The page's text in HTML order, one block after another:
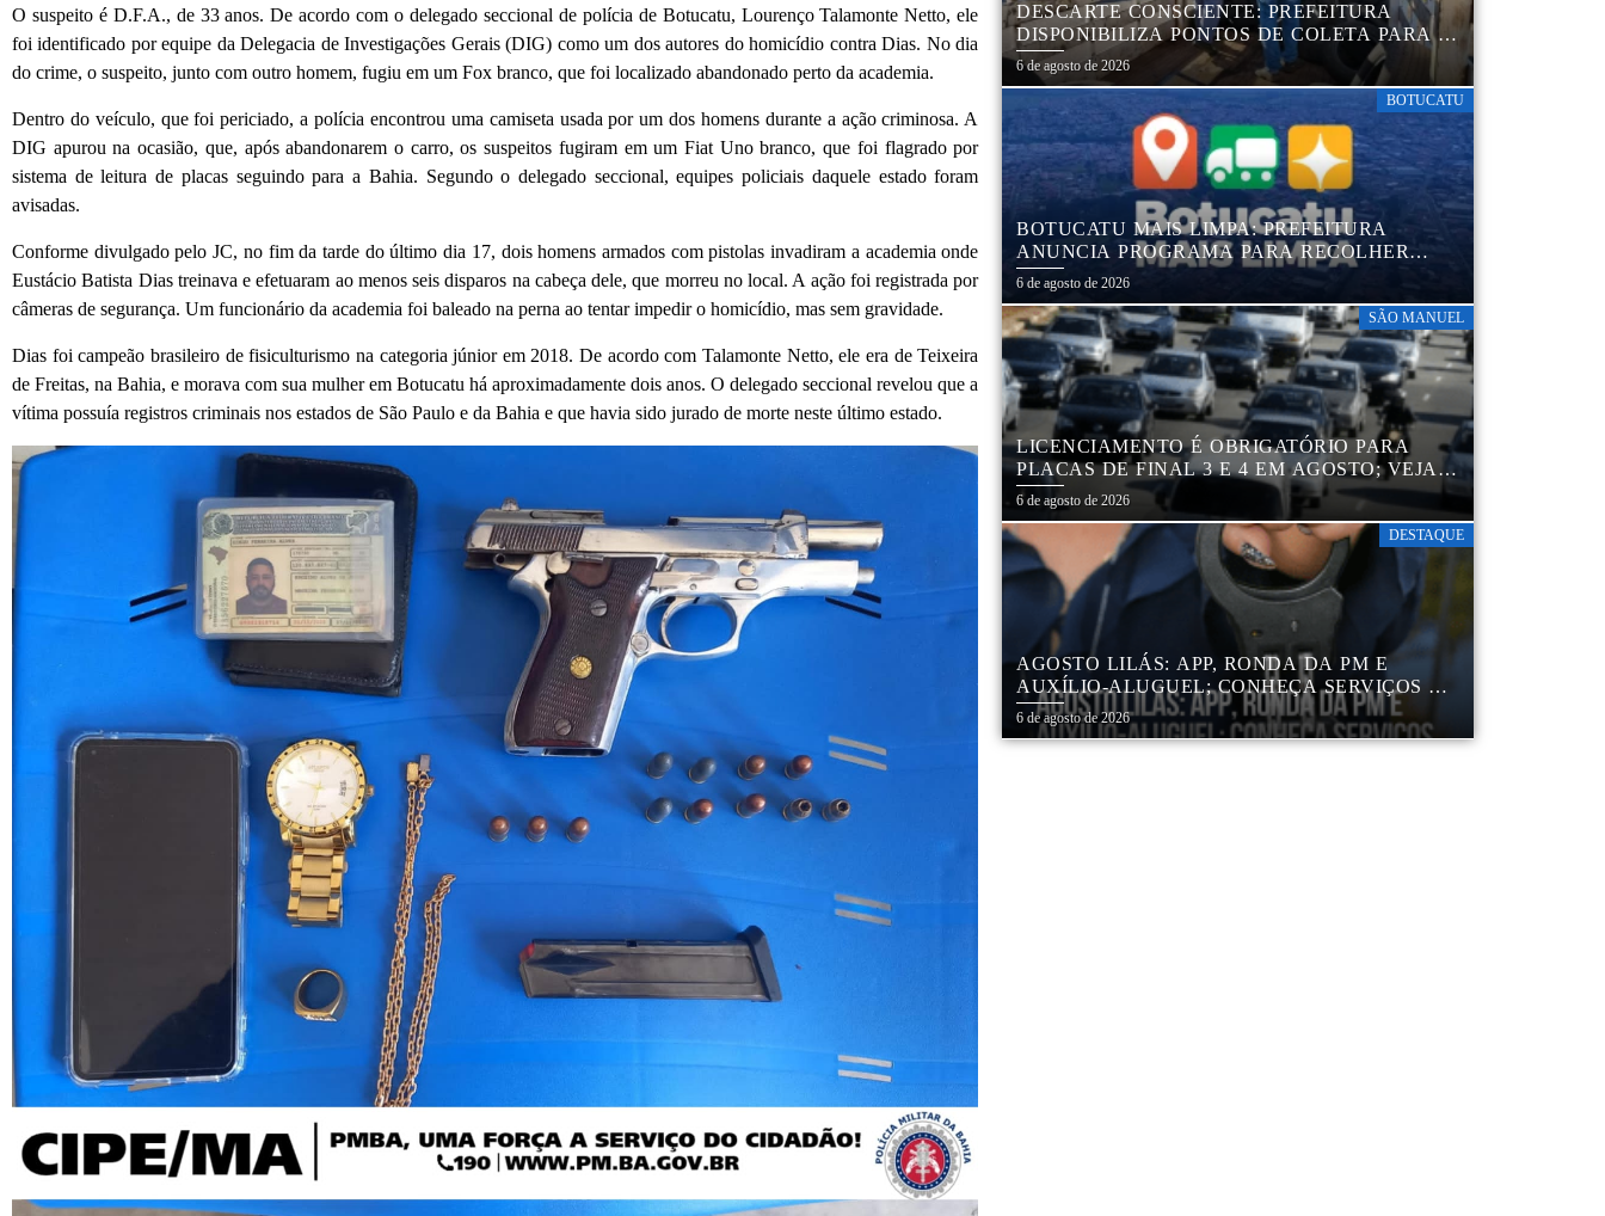
O suspeito é D.F.A., de 33 anos. De acordo com o delegado seccional de polícia de Botucatu, Lourenço Talamonte Netto, ele
foi identificado por equipe da Delegacia de Investigações Gerais (DIG) como um dos autores do homicídio contra Dias. No dia
do crime, o suspeito, junto com outro homem, fugiu em um Fox branco, que foi localizado abandonado perto da academia.
Dentro do veículo, que foi periciado, a polícia encontrou uma camiseta usada por um dos homens durante a ação criminosa. A
DIG apurou na ocasião, que, após abandonarem o carro, os suspeitos fugiram em um Fiat Uno branco, que foi flagrado por
sistema de leitura de placas seguindo para a Bahia. Segundo o delegado seccional, equipes policiais daquele estado foram
avisadas.
Conforme divulgado pelo JC, no fim da tarde do último dia 17, dois homens armados com pistolas invadiram a academia onde
Eustácio Batista Dias treinava e efetuaram ao menos seis disparos na cabeça dele, que morreu no local. A ação foi registrada por
câmeras de segurança. Um funcionário da academia foi baleado na perna ao tentar impedir o homicídio, mas sem gravidade.
Dias foi campeão brasileiro de fisiculturismo na categoria júnior em 2018. De acordo com Talamonte Netto, ele era de Teixeira
de Freitas, na Bahia, e morava com sua mulher em Botucatu há aproximadamente dois anos. O delegado seccional revelou que a
vítima possuía registros criminais nos estados de São Paulo e da Bahia e que havia sido jurado de morte neste último estado.
DESCARTE CONSCIENTE: PREFEITURA
DISPONIBILIZA PONTOS DE COLETA PARA O
DESCARTE AMBIENTALMENTE CORRETO DE
PNEUS, GARANTINDO DESTINAÇÃO
ADEQUADA E PRESERVAÇÃO AMBIENTAL
6 de agosto de 2026
BOTUCATU
BOTUCATU MAIS LIMPA: PREFEITURA
ANUNCIA PROGRAMA PARA RECOLHER
MÓVEIS, PNEUS, COLCHÕES E OUTROS
MATERIAIS SEM USO
6 de agosto de 2026
SÃO MANUEL
LICENCIAMENTO É OBRIGATÓRIO PARA
PLACAS DE FINAL 3 E 4 EM AGOSTO; VEJA
CALENDÁRIO
6 de agosto de 2026
DESTAQUE
AGOSTO LILÁS: APP, RONDA DA PM E
AUXÍLIO-ALUGUEL; CONHEÇA SERVIÇOS DA
REDE DE PROTEÇÃO ÀS MULHERES NO
ESTADO DE SP
6 de agosto de 2026